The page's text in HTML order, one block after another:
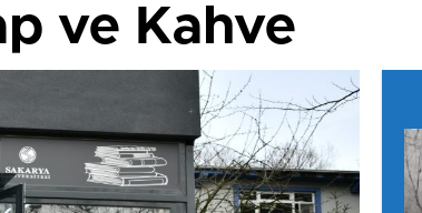
ve Kahve